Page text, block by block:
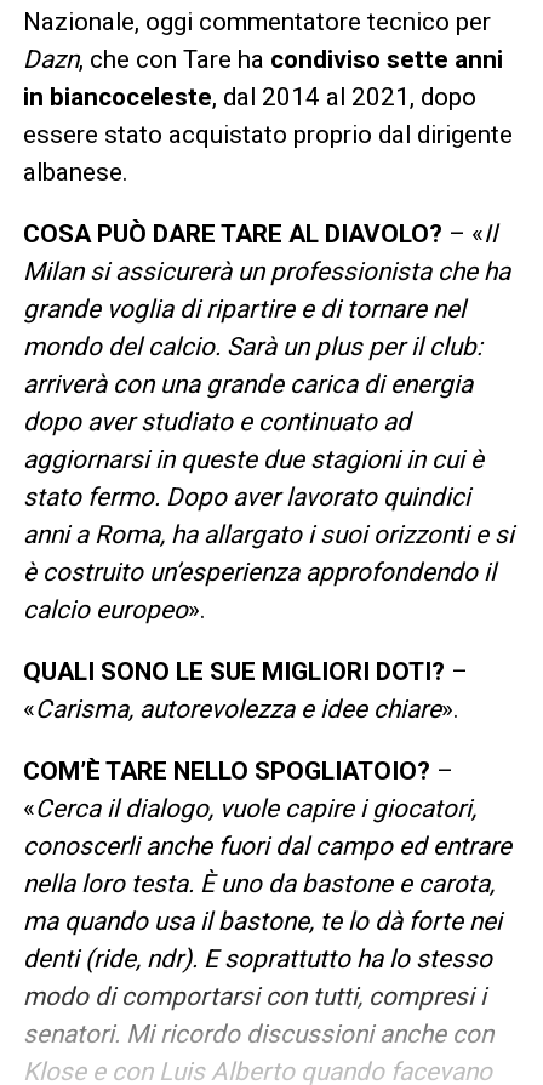
Nazionale, oggi commentatore tecnico per
Dazn, che con Tare ha condiviso sette anni
in biancoceleste, dal 2014 al 2021, dopo
essere stato acquistato proprio dal dirigente
albanese.
COSA PUÒ DARE TARE AL DIAVOLO? – «Il
Milan si assicurerà un professionista che ha
grande voglia di ripartire e di tornare nel
mondo del calcio. Sarà un plus per il club:
arriverà con una grande carica di energia
dopo aver studiato e continuato ad
aggiornarsi in queste due stagioni in cui è
stato fermo. Dopo aver lavorato quindici
anni a Roma, ha allargato i suoi orizzonti e si
è costruito un’esperienza approfondendo il
calcio europeo».
QUALI SONO LE SUE MIGLIORI DOTI? –
«Carisma, autorevolezza e idee chiare».
COM’È TARE NELLO SPOGLIATOIO? –
«Cerca il dialogo, vuole capire i giocatori,
conoscerli anche fuori dal campo ed entrare
nella loro testa. È uno da bastone e carota,
ma quando usa il bastone, te lo dà forte nei
denti (ride, ndr). E soprattutto ha lo stesso
modo di comportarsi con tutti, compresi i
senatori. Mi ricordo discussioni anche con
Klose e con Luis Alberto quando facevano